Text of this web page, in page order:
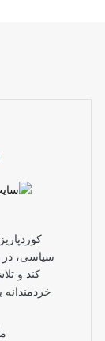
سیاسی، در
کند و
خردمندانه